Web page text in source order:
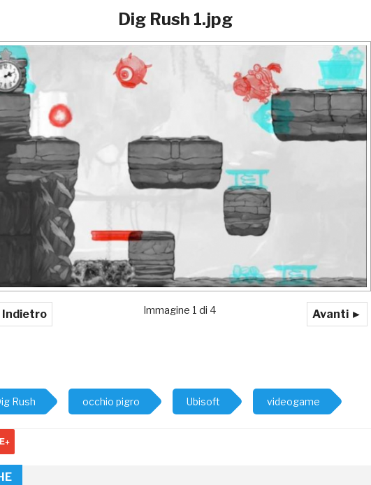
Dig Rush 1.jpg
Avanti ►
Immagine 1 di 4
Rush occhio pigro Ubisoft videogame